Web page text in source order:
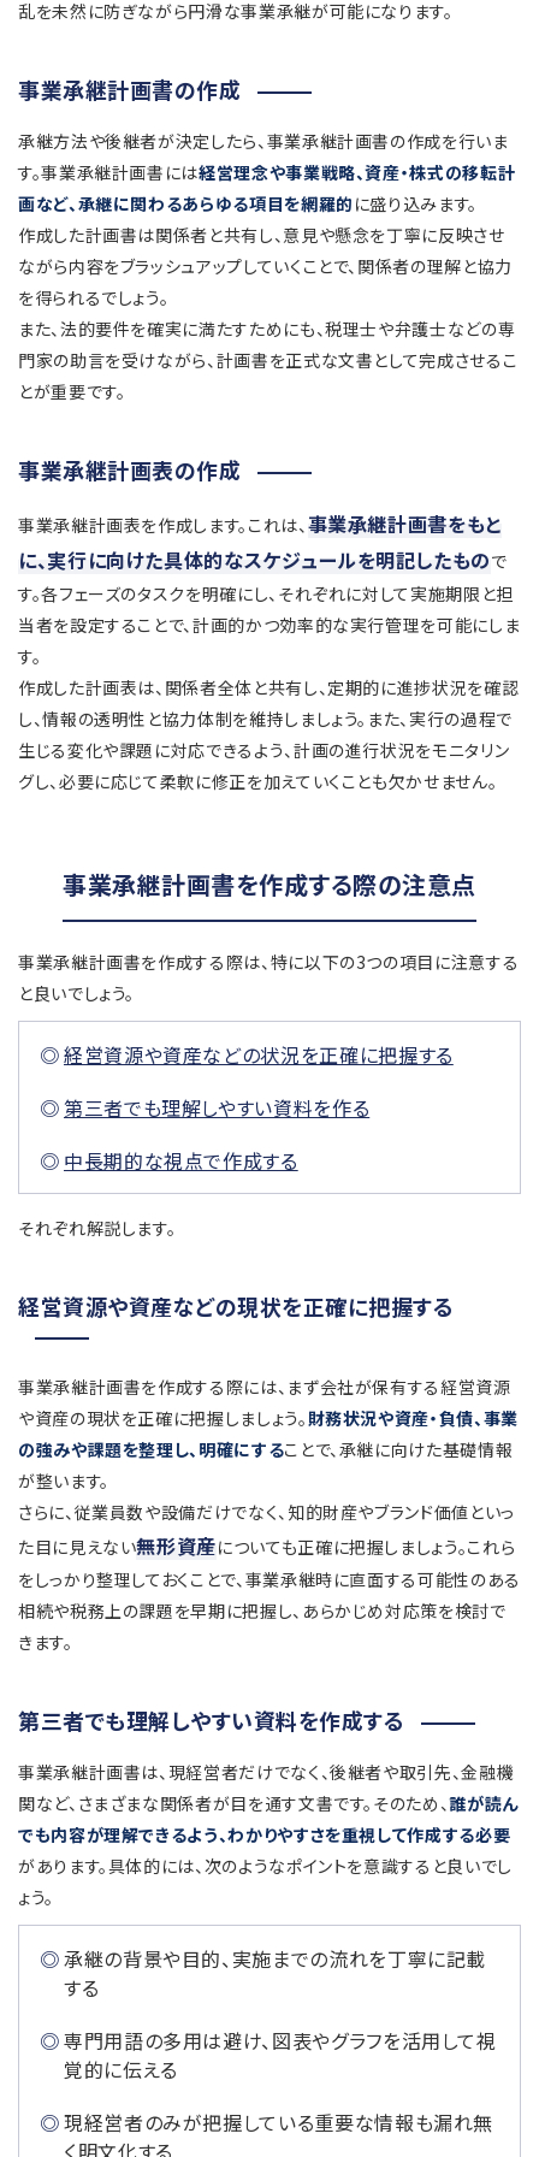
乱を未然に防ぎながら円滑な事業承継が可能になります。
事業承継計画書の作成
承継方法や後継者が決定したら、事業承継計画書の作成を行いま
す。事業承継計画書には経営理念や事業戦略、資産・株式の移転計
画など、承継に関わるあらゆる項目を網羅的 に盛り込みます。
作成した計画書は関係者と共有し、意見や懸念を丁寧に反映させ
ながら内容をブラッシュアップしていくことで、関係者の理解と協力
を得られるでしょう。
また、法的要件を確実に満たすためにも、税理士や弁護士などの専
門家の助言を受けながら、計画書を正式な文書として完成させるこ
とが重要です。
事業承継計画表の作成
事業承継計画表を作成します。これは、 事業承継計画書をもと
に、実行に向けた具体的なスケジュールを明記したもので
す。各フェーズのタスクを明確にし、それぞれに対して実施期限と担
当者を設定することで、計画的かつ効率的な実行管理を可能にしま
す。
作成した計画表は、関係者全体と共有し、定期的に進捗状況を確認
し、情報の透明性と協力体制を維持しましょう。また、実行の過程で
生じる変化や課題に対応できるよう、計画の進行状況をモニタリン
グし、必要に応じて柔軟に修正を加えていくことも欠かせません。
事業承継計画書を作成する際の注意点
事業承継計画書を作成する際は、特に以下の3つの項目に注意する
と良いでしょう。
経営資源や資産などの状況を正確に把握する
第三者でも理解しやすい資料を作る
中長期的な視点で作成する
それぞれ解説します。
経営資源や資産などの現状を正確に把握する
事業承継計画書を作成する際には、まず会社が保有する経営資源
や資産の現状を正確に把握しましょう。 財務状況や資産・負債、事業
の強みや課題を整理し、明確にすることで、承継に向けた基礎情報
が整います。
さらに、従業員数や設備だけでなく、知的財産やブランド価値といっ
た目に見えない無形資産についても正確に把握しましょう。これら
をしっかり整理しておくことで、事業承継時に直面する可能性のある
相続や税務上の課題を早期に把握し、あらかじめ対応策を検討で
きます。
第三者でも理解しやすい資料を作成する
事業承継計画書は、現経営者だけでなく、後継者や取引先、金融機
関など、さまざまな関係者が目を通す文書です。そのため、誰が読ん
でも内容が理解できるよう、わかりやすさを重視して作成する必要
があります。具体的には、次のようなポイントを意識すると良いでし
ょう。
承継の背景や目的、実施までの流れを丁寧に記載
する
専門用語の多用は避け、図表やグラフを活用して視
覚的に伝える
現経営者のみが把握している重要な情報も漏れ無
く明文化する